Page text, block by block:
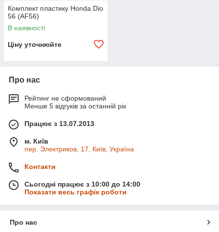
Комплект пластику Honda Dio
56 (AF56)
В наявності
Ціну уточнюйте
Про нас
Рейтинг не сформований
Менше 5 відгуків за останній рік
Працює з 13.07.2013
м. Київ
пер. Электриков, 17, Київ, Україна
Контакти
Сьогодні працює з 10:00 до 14:00
Показати весь графік роботи
Про нас